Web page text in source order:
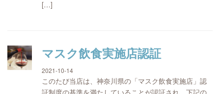
[…]
マスク飲食実施店認証
2021-10-14
このたび当店は、神奈川県の「マスク飲食実施店」認
証制度の基準を満たしていることが認証され、下記の